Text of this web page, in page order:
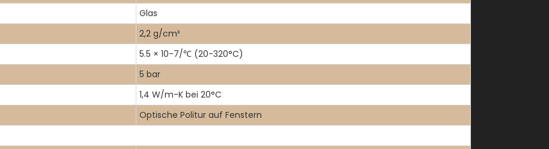
Glas
2,2 g/cm³
5.5 × 10-7/℃ (20-320°C)
5 bar
1,4 W/m-K bei 20°C
Optische Politur auf Fenstern